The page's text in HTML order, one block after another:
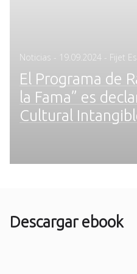
Noticias - Posted
19.09.2024 - Fijet
El Programa de
la Fama” es
Cultural
Descargar ebook